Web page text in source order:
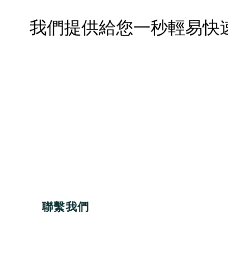
我們提供給您一秒輕易快
聯繫我們